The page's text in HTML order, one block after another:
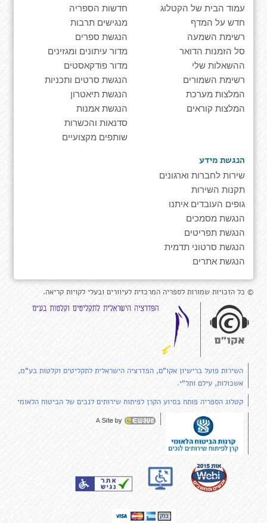
עמוד הבית של הקטלוג
חדש על המדף
רשימת השמעה
סל הזמנות הדואר
ההשאלות שלי
רשימת השמורים
המלצות מערכת
המלצות קוראים
חדשות הספריה
מנגישים תרבות
הנגשת ספרים
מדור עיתונים ומגזינים
מדור פודקאסטים
הנגשת סרטים ותכניות
הנגשת תיאטרון
הנגשת אמנות
סדנאות והכשרות
שותפים מקצועיים
הנגשת מידע
שירות לחברות וארגונים
תקנות השירות
גופים העובדים איתנו
הנגשת מסמכים
הנגשת תפריטים
הנגשת סרטוני תדמית
הנגשת אתרים
© כל הזכויות שמורות לספריה המרכזית לעיוורים ובעלי לקויות קריאה.
השירות פועל ברישיון אקו"ם, הפדרציה הישראלית לתקליטים וקלטות בע"מ,
אשכולות, עילם ותל"י.
קטלוג הספריה פותח בסיוע הקרן לפיתוח שירותים לנכים של הביטוח הלאומי